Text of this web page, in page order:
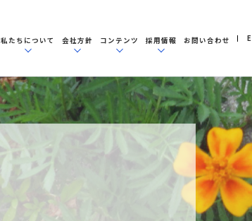
私たちについて 会社方針 コンテンツ 採用情報 お問い合わせ